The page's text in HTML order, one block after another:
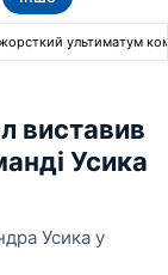
ультиматум
виставив
Усика
Усика у